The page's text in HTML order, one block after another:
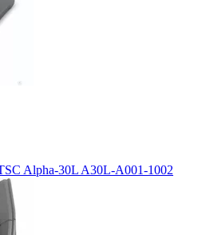
Alpha-30L A30L-A001-1002